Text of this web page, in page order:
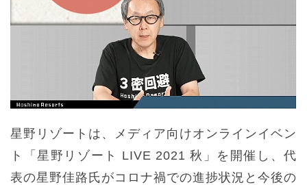
星野リゾートは、メディア向けオンラインイベン
ト「星野リゾート LIVE 2021 秋」を開催し、代
表の星野佳路氏がコロナ禍での進捗状況と今後の